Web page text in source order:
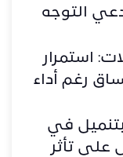
التوجه
استمرار
رغم أداء
في
على تأثر